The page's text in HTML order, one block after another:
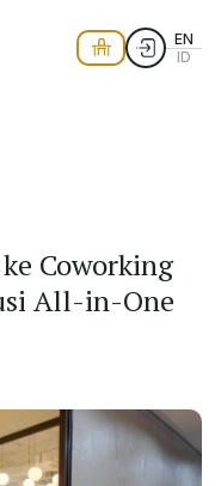
EN
ID
Coworking
All-in-One